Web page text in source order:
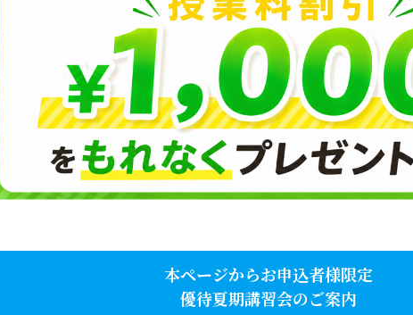
本ページからお申込者様限定
優待夏期講習会のご案内